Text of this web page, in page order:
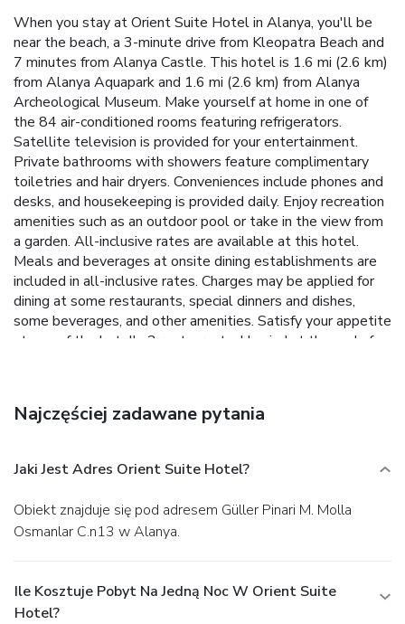
When you stay at Orient Suite Hotel in Alanya, you'll be
near the beach, a 3-minute drive from Kleopatra Beach and
7 minutes from Alanya Castle. This hotel is 1.6 mi (2.6 km)
from Alanya Aquapark and 1.6 mi (2.6 km) from Alanya
Archeological Museum. Make yourself at home in one of
the 84 air-conditioned rooms featuring refrigerators.
Satellite television is provided for your entertainment.
Private bathrooms with showers feature complimentary
toiletries and hair dryers. Conveniences include phones and
desks, and housekeeping is provided daily. Enjoy recreation
amenities such as an outdoor pool or take in the view from
a garden. All-inclusive rates are available at this hotel.
Meals and beverages at onsite dining establishments are
included in all-inclusive rates. Charges may be applied for
dining at some restaurants, special dinners and dishes,
some beverages, and other amenities. Satisfy your appetite
at one of the hotel's 2 restaurants. Unwind at the end of
AM for a fee.
a 24-hour front desk, and a safe deposit box at the front
Najczęściej zadawane pytania
Jaki Jest Adres Orient Suite Hotel?
Obiekt znajduje się pod adresem Güller Pinari M. Molla
Osmanlar C.n13 w Alanya.
Ile Kosztuje Pobyt Na Jedną Noc W Orient Suite
Hotel?